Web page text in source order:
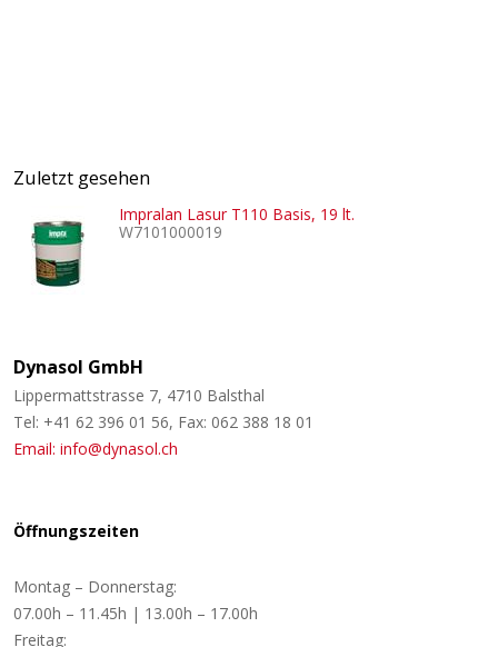
Zuletzt gesehen
Impralan Lasur T110 Basis, 19 lt.
W7101000019
Dynasol GmbH
Lippermattstrasse 7, 4710 Balsthal
Tel: +41 62 396 01 56, Fax: 062 388 18 01
Email: info@dynasol.ch
Öffnungszeiten
Montag – Donnerstag:
07.00h – 11.45h | 13.00h – 17.00h
Freitag: